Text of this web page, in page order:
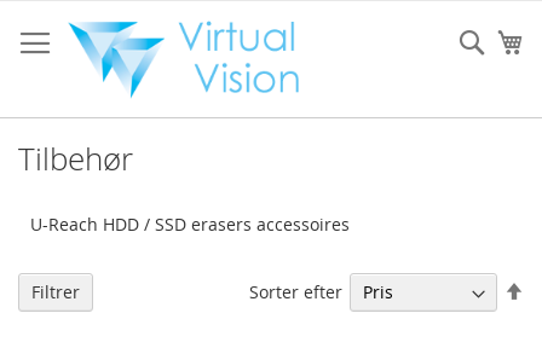
to
Content
Tilbehør
U-Reach HDD / SSD erasers accessoires
Sorter efter
Filtrer